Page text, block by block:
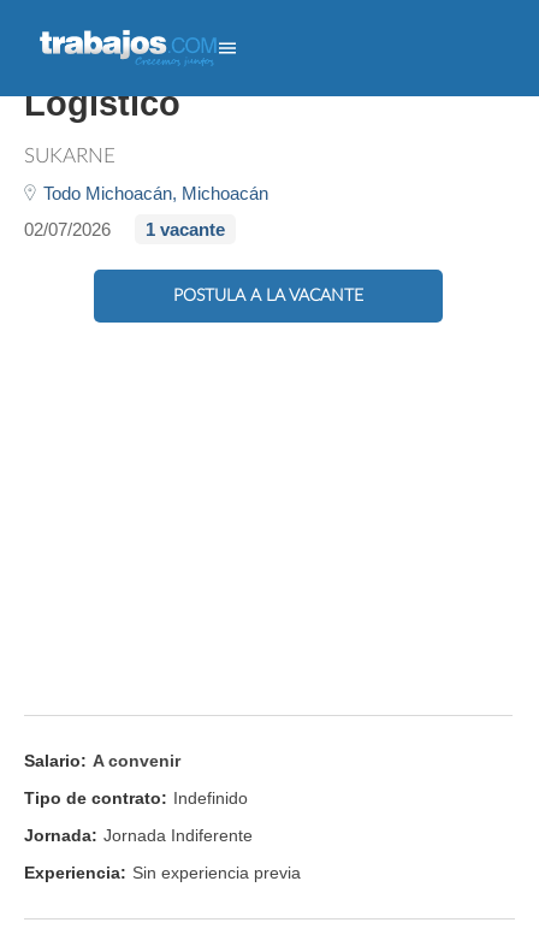
Coordinador Capacitación -
Logistico
SUKARNE
Todo Michoacán, Michoacán
02/07/2026
1 vacante
POSTULA A LA VACANTE
Salario: A convenir
Tipo de contrato: Indefinido
Jornada: Jornada Indiferente
Experiencia: Sin experiencia previa